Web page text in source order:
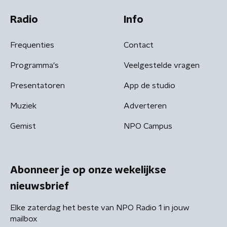
Radio
Frequenties
Programma's
Presentatoren
Muziek
Gemist
Info
Contact
Veelgestelde vragen
App de studio
Adverteren
NPO Campus
Abonneer je op onze wekelijkse
nieuwsbrief
Elke zaterdag het beste van NPO Radio 1 in jouw
mailbox